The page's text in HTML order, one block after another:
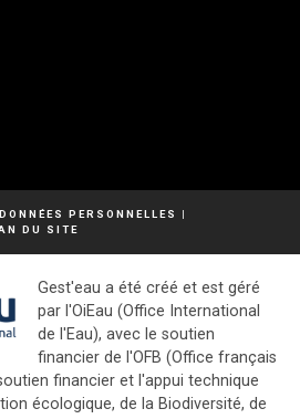
DONNÉES PERSONNELLES
|
DU SITE
Gest'eau a été créé et est géré
par l'OiEau (Office International
de l'Eau), avec le soutien
financier de l'OFB (Office français
financier et l'appui technique
écologique, de la Biodiversité, de